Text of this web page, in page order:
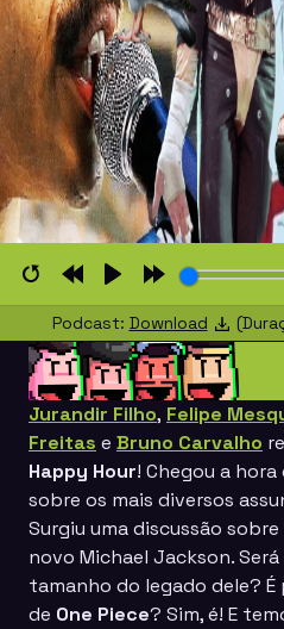
RestartRewind
10s
PlayForward
10s
Podcast: Download
Jurandir Filho, Felipe
Freitas e Bruno Carvalho
Happy Hour! Chegou a
sobre os mais diversos
Surgiu uma discussão
novo Michael Jackson.
tamanho do legado dele?
de One Piece? Sim, é! E